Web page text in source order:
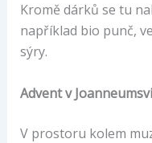
Kromě dárků se tu
například bio punč,
sýry.
Advent v
V prostoru kolem